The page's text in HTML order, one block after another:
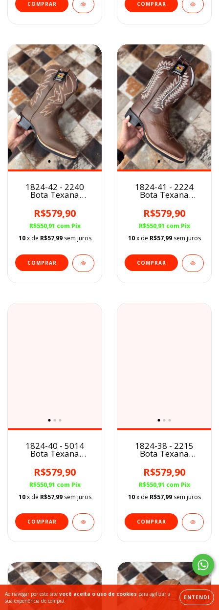
Ao navegar por este site você aceita o uso de cookies para agilizar a
sua experiência de compra.
ENTENDI
COMPRAR COMPRAR
1824-42 - 2240
Bota Texana
R$579,90
R$550,91 com Pix
10 x de R$57,99 sem juros
COMPRAR
1824-41 - 2224
Bota Texana
R$579,90
R$550,91 com Pix
10 x de R$57,99 sem juros
COMPRAR
1824-40 - 5014
Bota Texana
R$579,90
R$550,91 com Pix
10 x de R$57,99 sem juros
COMPRAR
1824-38 - 2215
Bota Texana
R$579,90
R$550,91 com Pix
10 x de R$57,99 sem juros
COMPRAR